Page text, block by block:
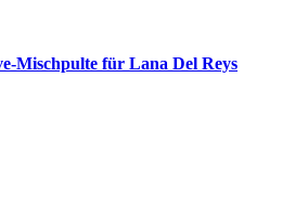
Mischpulte für Lana Del Reys